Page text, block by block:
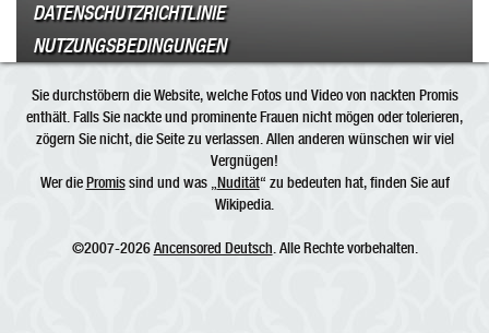
DATENSCHUTZRICHTLINIE
NUTZUNGSBEDINGUNGEN
Sie durchstöbern die Website, welche Fotos und Video von nackten Promis
enthält. Falls Sie nackte und prominente Frauen nicht mögen oder tolerieren,
zögern Sie nicht, die Seite zu verlassen. Allen anderen wünschen wir viel
Vergnügen!
Wer diePromissind und was „Nudität“ zu bedeuten hat, finden Sie auf
Wikipedia.
©2007-2026Ancensored Deutsch. Alle Rechte vorbehalten.